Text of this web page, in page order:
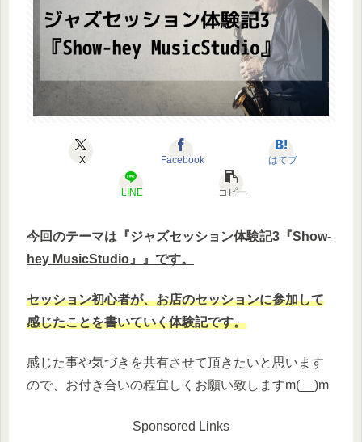
X Facebook はてブ
LINE コピー
今回のテーマは『ジャズセッション体験記3『Show-
hey MusicStudio』』です。
セッション初心者が、お店のセッションに参加して
感じたことを書いていく体験記です。
感じた事や気づきを共有させて頂きたいと思います
ので、お付き合いの程宜しくお願い致しますm(__)m
Sponsored Links